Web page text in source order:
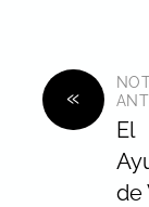
«
El
de